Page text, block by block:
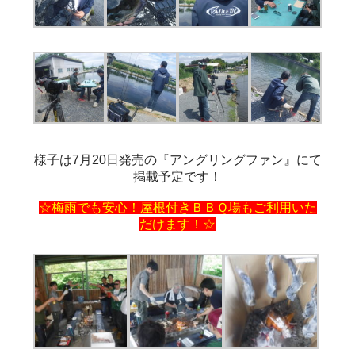
様子は7月20日発売の『アングリングファン』にて
掲載予定です！
☆梅雨でも安心！屋根付きＢＢＱ場もご利用いた
だけます！☆